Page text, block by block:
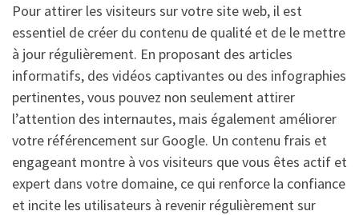
Pour attirer les visiteurs sur votre site web, il est
essentiel de créer du contenu de qualité et de le mettre
à jour régulièrement. En proposant des articles
informatifs, des vidéos captivantes ou des infographies
pertinentes, vous pouvez non seulement attirer
l’attention des internautes, mais également améliorer
votre référencement sur Google. Un contenu frais et
engageant montre à vos visiteurs que vous êtes actif et
expert dans votre domaine, ce qui renforce la confiance
et incite les utilisateurs à revenir régulièrement sur